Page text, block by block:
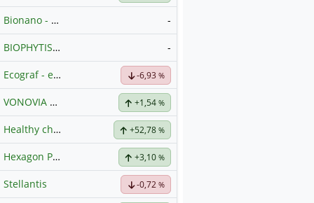
Bionano - Gang- Clubhouse -
BIOPHYTISHauptdiskussion -
Ecograf - ein Stern am Graphithimmel -6,93 %
VONOVIA Hauptdiskussion +1,54%
Healthy choice Wellness +52,78%
Hexagon Purus Hauptdiskussion+3,10%
Stellantis -0,72%